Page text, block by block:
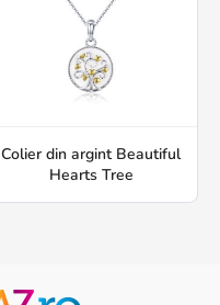
Colier din argint Beautiful
Hearts Tree